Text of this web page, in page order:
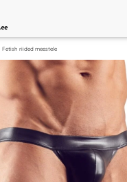
Fetish riided meestele